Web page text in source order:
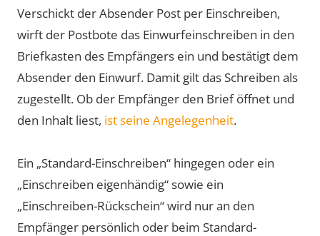
Verschickt der Absender Post per Einschreiben,
wirft der Postbote das Einwurfeinschreiben in den
Briefkasten des Empfängers ein und bestätigt dem
Absender den Einwurf. Damit gilt das Schreiben als
zugestellt. Ob der Empfänger den Brief öffnet und
den Inhalt liest, ist seine Angelegenheit.
Ein „Standard-Einschreiben“ hingegen oder ein
„Einschreiben eigenhändig“ sowie ein
„Einschreiben-Rückschein“ wird nur an den
Empfänger persönlich oder beim Standard-